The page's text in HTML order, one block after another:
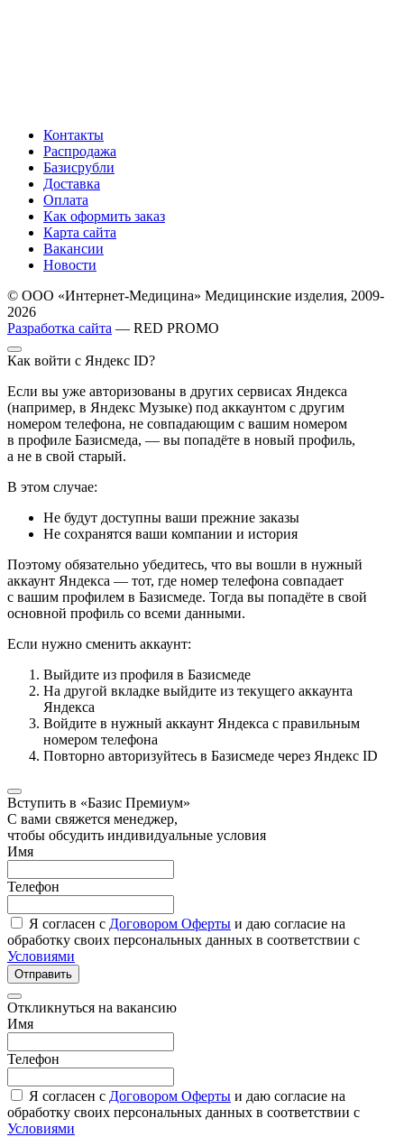
Контакты
Распродажа
Базисрубли
Доставка
Оплата
Как оформить заказ
Карта сайта
Вакансии
Новости
© ООО «Интернет-Медицина» Медицинские изделия, 2009-
2026
Разработка сайта — RED PROMO
Как войти с Яндекс ID?
Если вы уже авторизованы в других сервисах Яндекса
(например, в Яндекс Музыке) под аккаунтом с другим
номером телефона, не совпадающим с вашим номером
в профиле Базисмеда, — вы попадёте в новый профиль,
а не в свой старый.
В этом случае:
Не будут доступны ваши прежние заказы
Не сохранятся ваши компании и история
Поэтому обязательно убедитесь, что вы вошли в нужный
аккаунт Яндекса — тот, где номер телефона совпадает
с вашим профилем в Базисмеде. Тогда вы попадёте в свой
основной профиль со всеми данными.
Если нужно сменить аккаунт:
Выйдите из профиля в Базисмеде
На другой вкладке выйдите из текущего аккаунта
Яндекса
Войдите в нужный аккаунт Яндекса с правильным
номером телефона
Повторно авторизуйтесь в Базисмеде через Яндекс ID
Вступить в «Базис Премиум»
С вами свяжется менеджер,
чтобы обсудить индивидуальные условия
Имя
Телефон
Я согласен с Договором Оферты и даю согласие на
обработку своих персональных данных в соответствии с
Условиями
Отправить
Откликнуться на вакансию
Имя
Телефон
Я согласен с Договором Оферты и даю согласие на
обработку своих персональных данных в соответствии с
Условиями